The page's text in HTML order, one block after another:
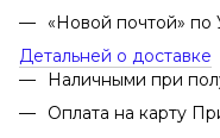
«Новой почтой» по
Детальней о доставке
Наличными при
Оплата на карту